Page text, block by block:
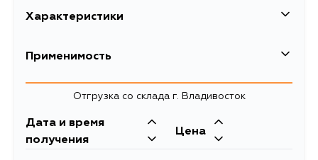
Характеристики
Описание
Применимость
Mitsubishi
Кузов Двигатель
DA1A, DA2A, DA4A, DA5A, DA6A,
Отгрузка со склада г. Владивосток
Дата и время
получения
Цена